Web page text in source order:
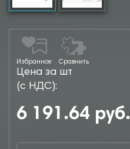
Избранное Сравнить
Цена за шт
(с НДС):
6 191.64 руб.